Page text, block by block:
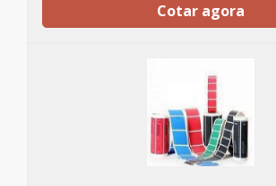
Cotar agora